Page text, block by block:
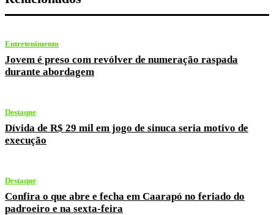
Entretenimento
Jovem é preso com revólver de numeração raspada
durante abordagem
Destaque
Dívida de R$ 29 mil em jogo de sinuca seria motivo de
execução
Destaque
Confira o que abre e fecha em Caarapó no feriado do
padroeiro e na sexta-feira